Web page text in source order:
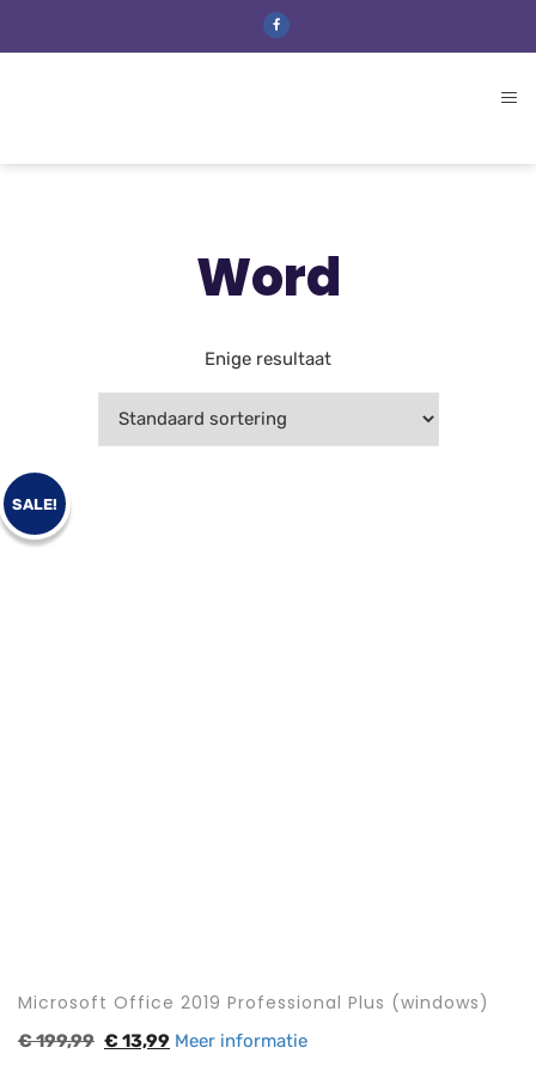
Word
Enige resultaat
SALE!
Microsoft Office 2019 Professional Plus (windows)
€199,99 € 13,99 Meer informatie